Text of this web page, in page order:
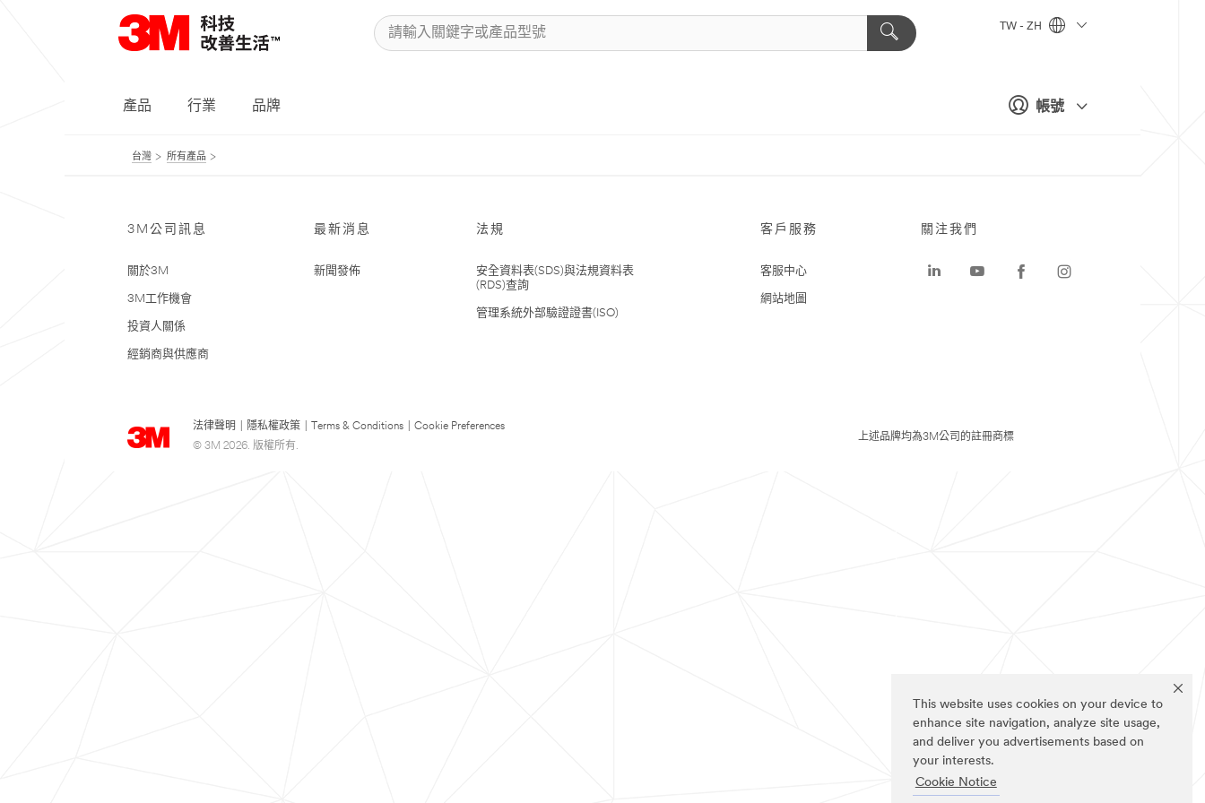
This website uses cookies on your device to
enhance site navigation, analyze site usage,
and deliver you advertisements based on
your interests.
Cookie Notice
帳號
TW - ZH
產品 行業 品牌
台灣 所有產品
3M公司訊息
關於3M
3M工作機會
投資人關係
經銷商與供應商
最新消息
新聞發佈
法規
安全資料表(SDS)與法規資料表
(RDS)查詢
管理系統外部驗證證書(ISO)
客戶服務
客服中心
網站地圖
法律聲明 隱私權政策 Terms & Conditions
Cookie Preferences
© 3M 2026. 版權所有.
關注我們
上述品牌均為3M公司的註冊商標